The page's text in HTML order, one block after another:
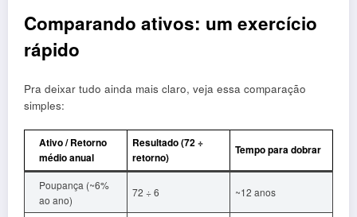
Comparando ativos: um exercício
rápido
Pra deixar tudo ainda mais claro, veja essa comparação
simples:
Ativo / Retorno
médio anual
Resultado (72 ÷
retorno)
Tempo para dobrar
Poupança (~6%
ao ano)
72 ÷ 6 ~12 anos